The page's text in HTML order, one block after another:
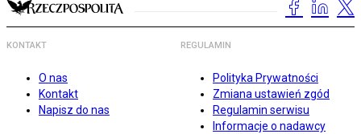
KONTAKT
O nas
Kontakt
Napisz do nas
REGULAMIN
Polityka Prywatności
Zmiana ustawień zgód
Regulamin serwisu
Informacje o nadawcy